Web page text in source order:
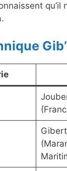
qu’il